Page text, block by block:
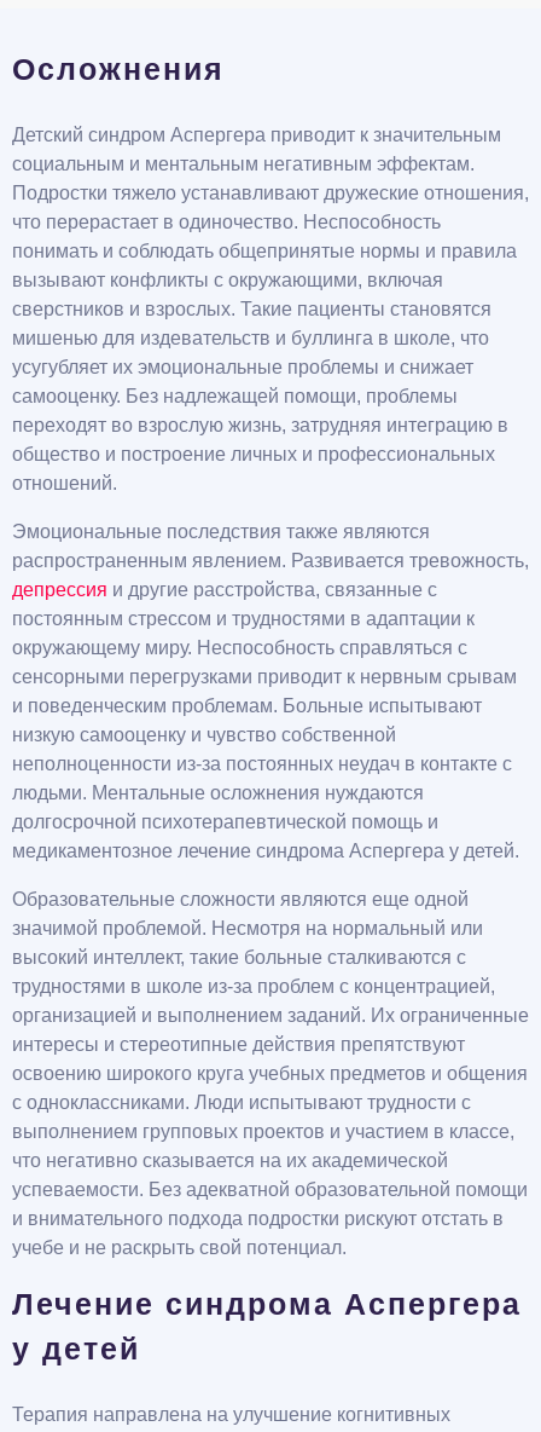
Осложнения
Детский синдром Аспергера приводит к значительным
социальным и ментальным негативным эффектам.
Подростки тяжело устанавливают дружеские отношения,
что перерастает в одиночество. Неспособность
понимать и соблюдать общепринятые нормы и правила
вызывают конфликты с окружающими, включая
сверстников и взрослых. Такие пациенты становятся
мишенью для издевательств и буллинга в школе, что
усугубляет их эмоциональные проблемы и снижает
самооценку. Без надлежащей помощи, проблемы
переходят во взрослую жизнь, затрудняя интеграцию в
общество и построение личных и профессиональных
отношений.
Эмоциональные последствия также являются
распространенным явлением. Развивается тревожность,
депрессия и другие расстройства, связанные с
постоянным стрессом и трудностями в адаптации к
окружающему миру. Неспособность справляться с
сенсорными перегрузками приводит к нервным срывам
и поведенческим проблемам. Больные испытывают
низкую самооценку и чувство собственной
неполноценности из-за постоянных неудач в контакте с
людьми. Ментальные осложнения нуждаются
долгосрочной психотерапевтической помощь и
медикаментозное лечение синдрома Аспергера у детей.
Образовательные сложности являются еще одной
значимой проблемой. Несмотря на нормальный или
высокий интеллект, такие больные сталкиваются с
трудностями в школе из-за проблем с концентрацией,
организацией и выполнением заданий. Их ограниченные
интересы и стереотипные действия препятствуют
освоению широкого круга учебных предметов и общения
с одноклассниками. Люди испытывают трудности с
выполнением групповых проектов и участием в классе,
что негативно сказывается на их академической
успеваемости. Без адекватной образовательной помощи
и внимательного подхода подростки рискуют отстать в
учебе и не раскрыть свой потенциал.
Лечение синдрома Аспергера
у детей
Терапия направлена на улучшение когнитивных